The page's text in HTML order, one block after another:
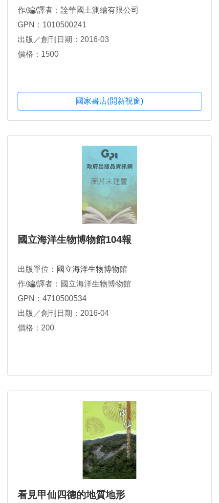
作/編/譯者：詮華國土測繪有限公司
GPN：1010500241
出版／創刊日期：2016-03
價格：1500
國家書店(開新視窗)
國立海洋生物博物館104報
出版單位： 國立海洋生物博物館
作/編/譯者：國立海洋生物博物館
GPN：4710500534
出版／創刊日期：2016-04
價格：200
看見甲仙四德的地質地形